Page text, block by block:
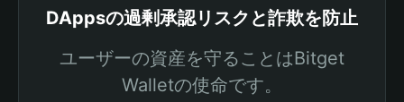
DAppsの過剰承認リスクと詐欺を防止
ユーザーの資産を守ることはBitget
Walletの使命です。